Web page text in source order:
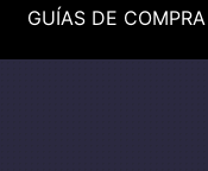
GUÍAS DE COMPRA